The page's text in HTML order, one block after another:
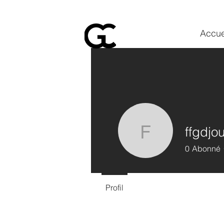
0 Abonné
Profil